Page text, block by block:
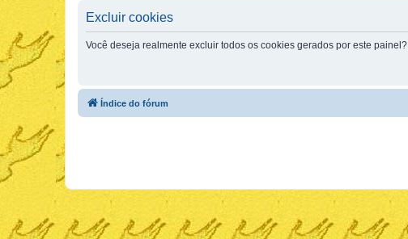
Excluir cookies
Você deseja realmente excluir todos os cookies gerados por este painel?
Índice do fórum